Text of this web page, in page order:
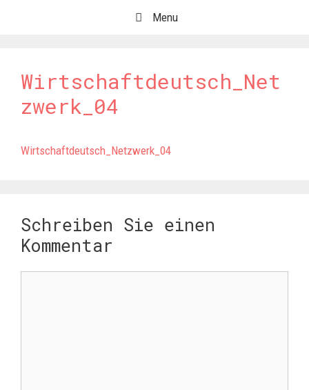
Menu
Wirtschaftdeutsch_Net
zwerk_04
Wirtschaftdeutsch_Netzwerk_04
Schreiben Sie einen
Kommentar